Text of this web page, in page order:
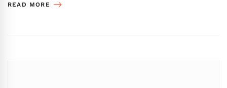
READ MORE